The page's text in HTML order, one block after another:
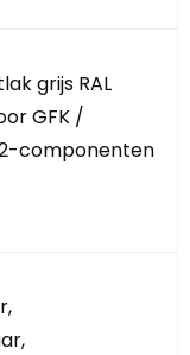
grijs RAL
GFK /
componenten